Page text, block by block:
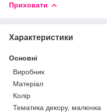
Приховати
Характеристики
Основні
Виробник
Матеріал
Колір
Тематика декору, малюнка